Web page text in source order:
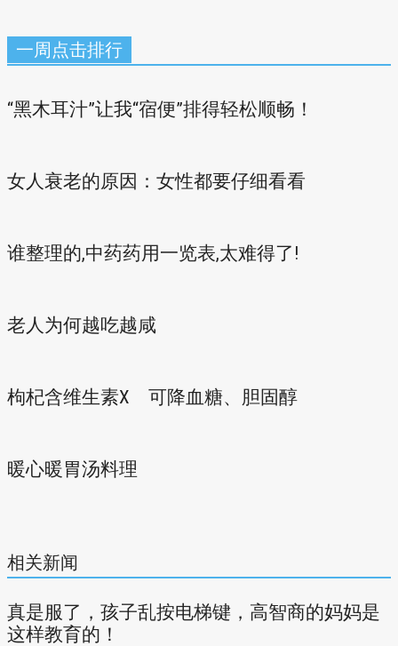
一周点击排行
“黑木耳汁”让我“宿便”排得轻松顺畅！
女人衰老的原因：女性都要仔细看看
谁整理的,中药药用一览表,太难得了!
老人为何越吃越咸
枸杞含维生素X 可降血糖、胆固醇
暖心暖胃汤料理
相关新闻
真是服了，孩子乱按电梯键，高智商的妈妈是
这样教育的！